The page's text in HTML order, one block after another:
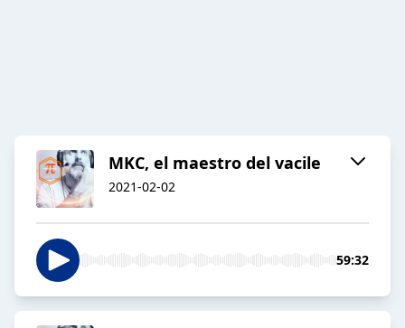
MKC, el maestro del vacile
2021-02-02
59:32